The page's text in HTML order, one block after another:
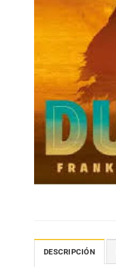
DESCRIPCIÓN